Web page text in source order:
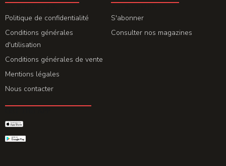
Politique de confidentialité
Conditions générales
d'utilisation
Conditions générales de vente
Mentions légales
Nous contacter
S'abonner
Consulter nos magazines